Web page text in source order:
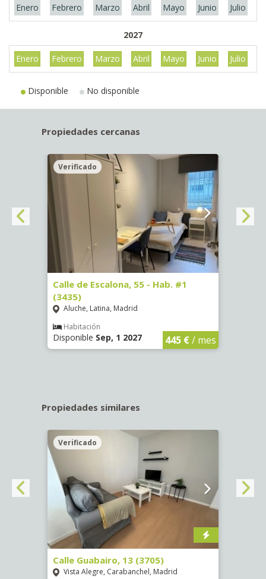
Enero Febrero Marzo Abril Mayo Junio Julio
2027
Enero Febrero Marzo Abril Mayo Junio Julio
Disponible No disponible
Propiedades cercanas
Verificado
Calle de Escalona, 55 - Hab. #1
(3435)
Aluche, Latina, Madrid
Habitación
Disponible Sep, 1 2027 445 €/ mes
Propiedades similares
Verificado
Calle Guabairo, 13 (3705)
Vista Alegre, Carabanchel, Madrid